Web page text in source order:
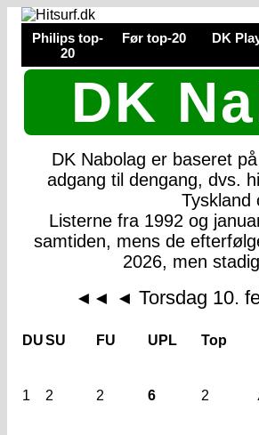
Philips top-
20
Før top-20 DK
DK
DK Nabolag er baseret
adgang til dengang, dvs.
Tyskland
Listerne fra 1992 og
samtiden, mens de
2026, men
◄◄
◄ Torsdag 10.
DUSU FU UPL Top
1 2 2 6 2